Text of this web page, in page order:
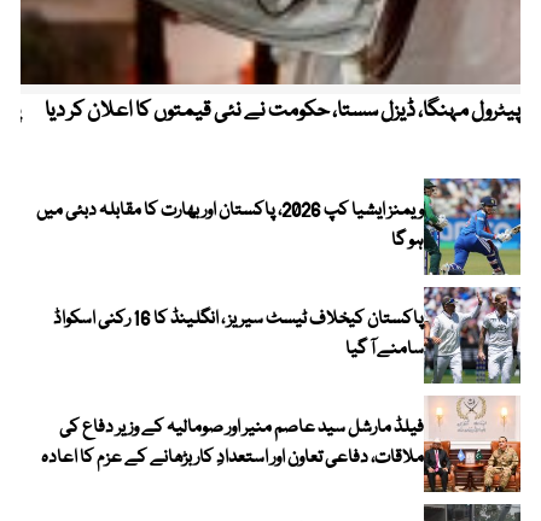
پیٹرول مہنگا، ڈیزل سستا، حکومت نے نئی قیمتوں کا اعلان کر دیا
ویمنز ایشیا کپ 2026، پاکستان اور بھارت کا مقابلہ دبئی میں
ہو گا
پاکستان کیخلاف ٹیسٹ سیریز ، انگلینڈ کا 16 رکنی اسکواڈ
سامنے آ گیا
فیلڈ مارشل سید عاصم منیر اور صومالیہ کے وزیر دفاع کی
ملاقات، دفاعی تعاون اور استعدادِ کار بڑھانے کے عزم کا اعادہ